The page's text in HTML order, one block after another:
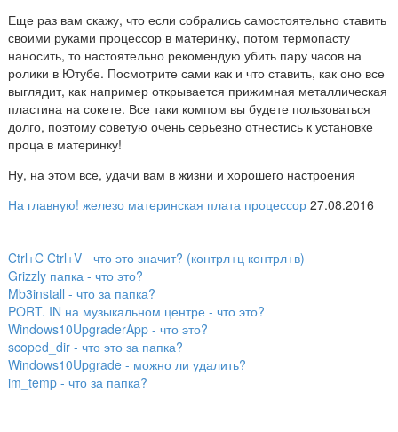
Еще раз вам скажу, что если собрались самостоятельно ставить
своими руками процессор в материнку, потом термопасту
наносить, то настоятельно рекомендую убить пару часов на
ролики в Ютубе. Посмотрите сами как и что ставить, как оно все
выглядит, как например открывается прижимная металлическая
пластина на сокете. Все таки компом вы будете пользоваться
долго, поэтому советую очень серьезно отнестись к установке
проца в материнку!
Ну, на этом все, удачи вам в жизни и хорошего настроения
На главную! железо материнская плата процессор 27.08.2016
Ctrl+C Ctrl+V - что это значит? (контрл+ц контрл+в)
Grizzly папка - что это?
Mb3install - что за папка?
PORT. IN на музыкальном центре - что это?
Windows10UpgraderApp - что это?
scoped_dir - что это за папка?
Windows10Upgrade - можно ли удалить?
im_temp - что за папка?